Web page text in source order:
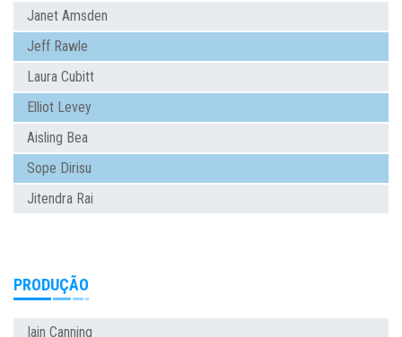
Janet Amsden
Jeff Rawle
Laura Cubitt
Elliot Levey
Aisling Bea
Sope Dirisu
Jitendra Rai
PRODUÇÃO
Iain Canning